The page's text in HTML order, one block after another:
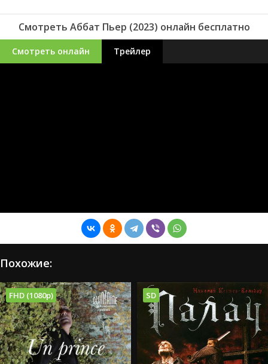
Смотреть Аббат Пьер (2023) онлайн бесплатно
Смотреть онлайн Трейлер
Похожие:
FHD (1080p) SD